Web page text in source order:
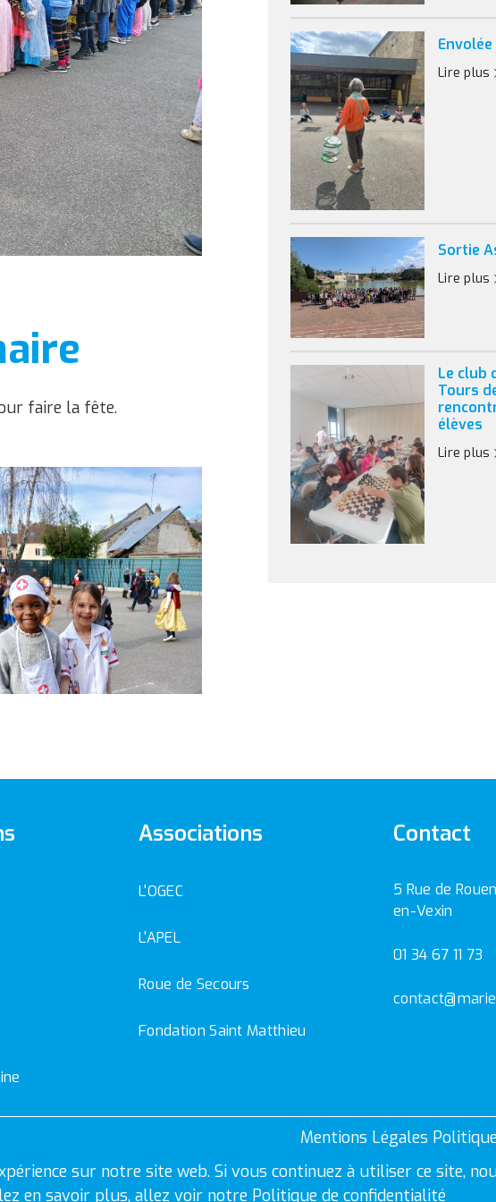
faire la fête.
Lire plus
Sortie
Lire plus
Le club
Tours
élèves
Lire plus
sur notre site web. Si vous continuez à utiliser ce site,
en savoir plus, allez voir notre Politique de confidentialité
Associations
L'OGEC
L'APEL
Roue de Secours
Fondation Saint Matthieu
Contact
5 Rue de
en-Vexin
01 34 67 11 73
Mentions Légales